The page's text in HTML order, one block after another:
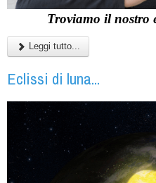
Troviamo il nostro
Leggi tutto...
Eclissi di luna...